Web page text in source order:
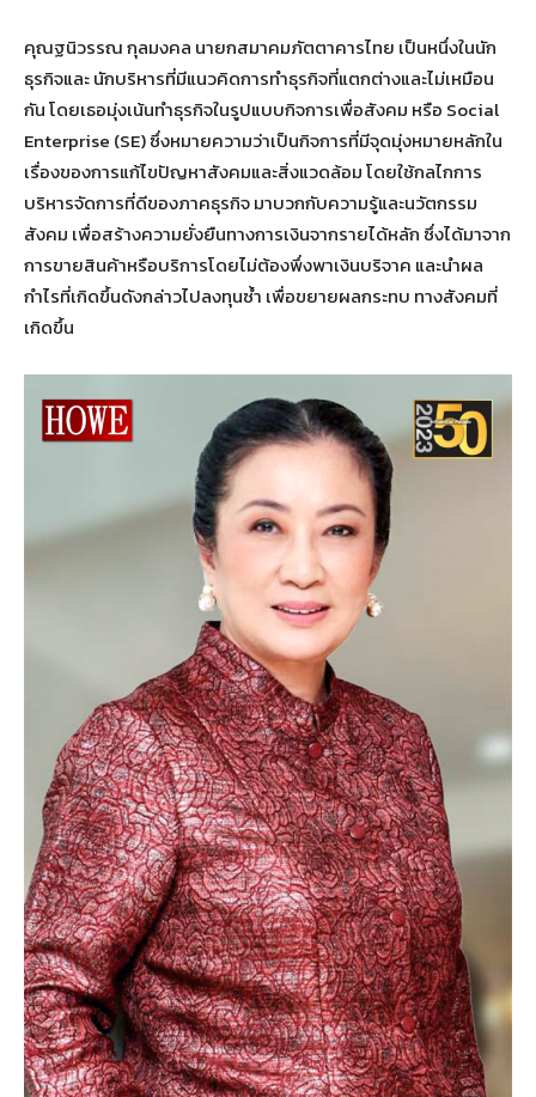
คุณฐนิวรรณ กุลมงคล นายกสมาคมภัตตาคารไทย เป็นหนึ่งในนัก
ธุรกิจและ นักบริหารที่มีแนวคิดการทำธุรกิจที่แตกต่างและไม่เหมือน
กัน โดยเธอมุ่งเน้นทำธุรกิจในรูปแบบกิจการเพื่อสังคม หรือ Social
Enterprise (SE) ซึ่งหมายความว่าเป็นกิจการที่มีจุดมุ่งหมายหลักใน
เรื่องของการแก้ไขปัญหาสังคมและสิ่งแวดล้อม โดยใช้กลไกการ
บริหารจัดการที่ดีของภาคธุรกิจ มาบวกกับความรู้และนวัตกรรม
สังคม เพื่อสร้างความยั่งยืนทางการเงินจากรายได้หลัก ซึ่งได้มาจาก
การขายสินค้าหรือบริการโดยไม่ต้องพึ่งพาเงินบริจาค และนำผล
กำไรที่เกิดขึ้นดังกล่าวไปลงทุนซ้ำ เพื่อขยายผลกระทบ ทางสังคมที่
เกิดขึ้น